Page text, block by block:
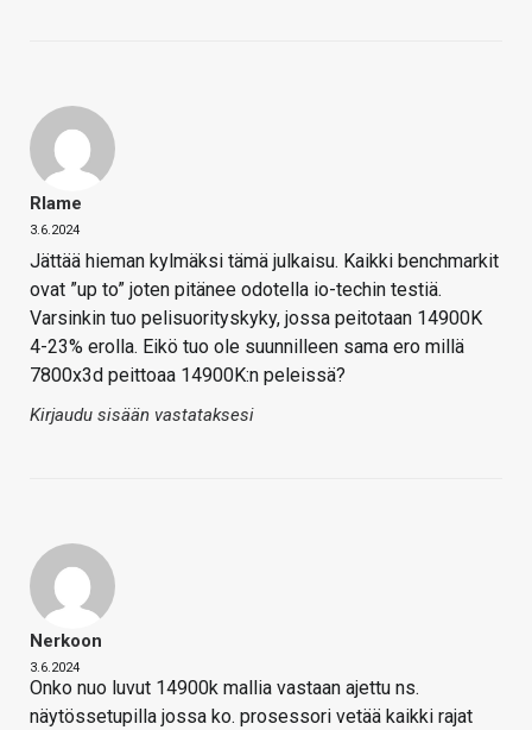
Rlame
3.6.2024
Jättää hieman kylmäksi tämä julkaisu. Kaikki benchmarkit
ovat ”up to” joten pitänee odotella io-techin testiä.
Varsinkin tuo pelisuorityskyky, jossa peitotaan 14900K
4-23% erolla. Eikö tuo ole suunnilleen sama ero millä
7800x3d peittoaa 14900K:n peleissä?
Kirjaudu sisään vastataksesi
Nerkoon
3.6.2024
Onko nuo luvut 14900k mallia vastaan ajettu ns.
näytössetupilla jossa ko. prosessori vetää kaikki rajat